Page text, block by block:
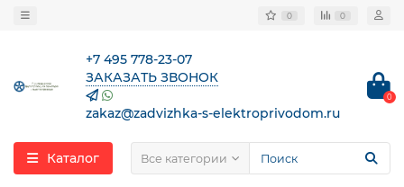
0 0
+7 495 778-23-07
ЗАКАЗАТЬ ЗВОНОК
zakaz@zadvizhka-s-elektroprivodom.ru
0
Каталог Все категории